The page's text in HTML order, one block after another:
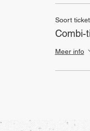
Soort ticket
Combi-
Meer info